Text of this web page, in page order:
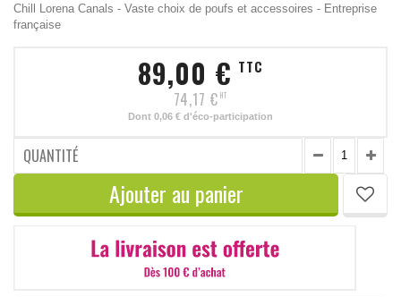
Chill Lorena Canals - Vaste choix de poufs et accessoires - Entreprise
française
89,00 € TTC
74,17 € HT
Dont 0,06 € d'éco-participation
QUANTITÉ
Ajouter au panier